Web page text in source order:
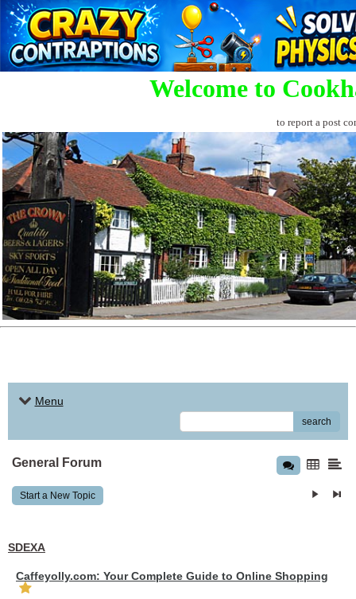
Welcome to
to report a post
Menu
search
General Forum
Start a New Topic
SDEXA
Caffeyolly.com: Your Complete Guide to Online Shopping